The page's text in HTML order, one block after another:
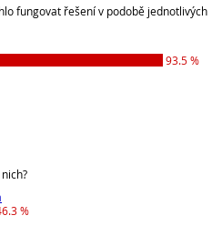
fungovat řešení v podobě jednotlivých
93.5 %
%